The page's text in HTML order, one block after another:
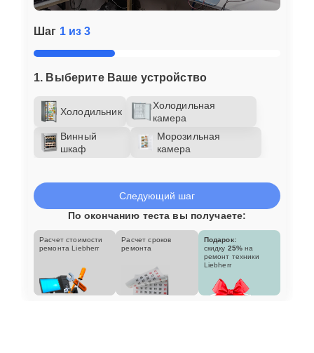
Шаг 1 из 3
1. Выберите Ваше устройство
Холодильник
Холодильная
камера
Винный
шкаф
Морозильная
камера
Следующий шаг
По окончанию теста вы получаете:
Расчет стоимости
ремонта Liebherr
Расчет сроков
ремонта
Подарок:
скидку 25% на
ремонт техники
Liebherr